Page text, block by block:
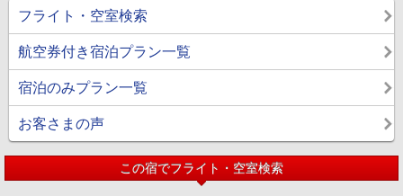
フライト・空室検索
航空券付き宿泊プラン一覧
宿泊のみプラン一覧
お客さまの声
この宿でフライト・空室検索